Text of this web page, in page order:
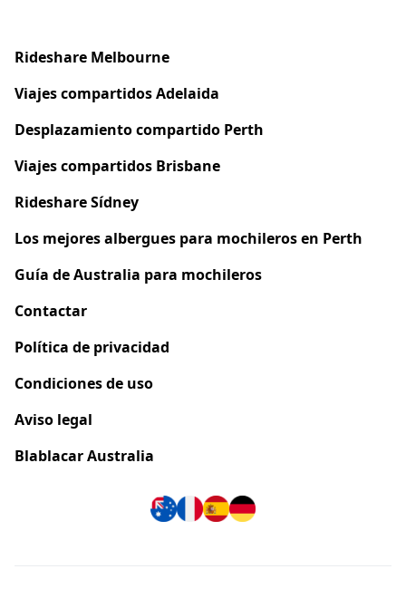
Rideshare Melbourne
Viajes compartidosAdelaida
Desplazamiento compartido Perth
Viajes compartidos Brisbane
Rideshare Sídney
Los mejores albergues para mochileros en Perth
Guía de Australia para mochileros
Contactar
Política de privacidad
Condiciones de uso
Aviso legal
Blablacar Australia